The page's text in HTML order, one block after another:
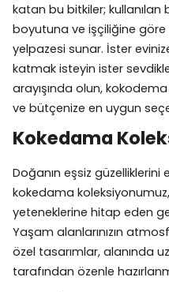
katan bu bitkiler; kullanılan
boyutuna ve işçiliğine
yelpazesi sunar. İster
katmak isteyin ister
arayışında olun, kokodema
ve bütçenize en uygun
Kokedama
Doğanın eşsiz güzelliklerini
kokedama
yeteneklerine hitap eden
Yaşam alanlarınızın
özel tasarımlar, alanında
tarafından özenle